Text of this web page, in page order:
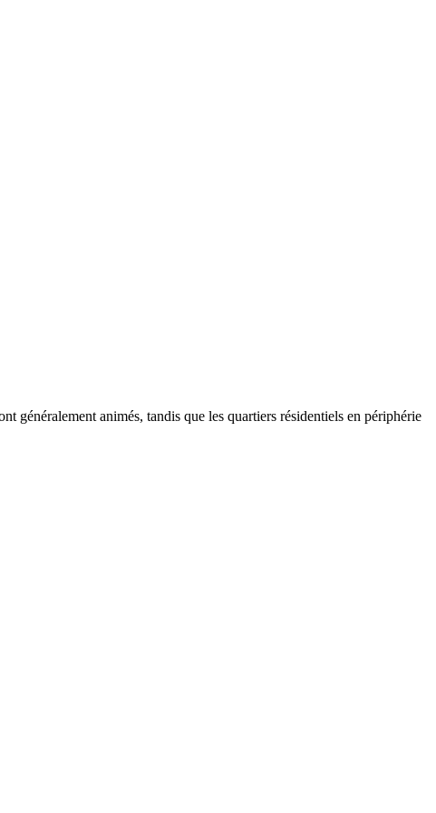
généralement animés, tandis que les quartiers résidentiels en périphérie